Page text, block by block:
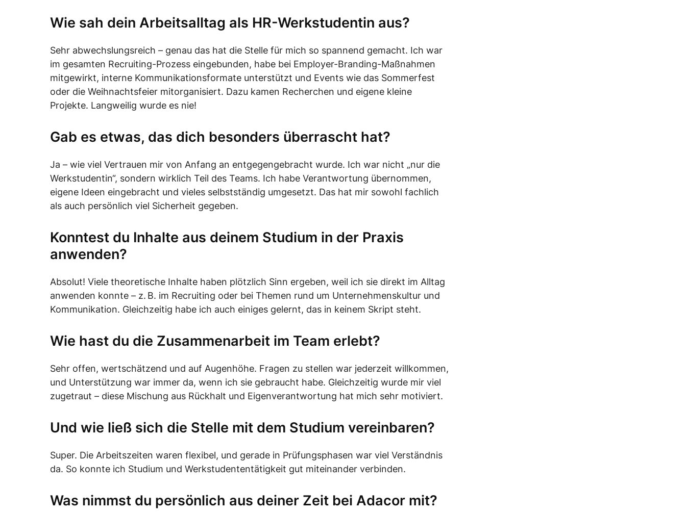
Wie sah dein Arbeitsalltag als HR-Werkstudentin aus?
Sehr abwechslungsreich – genau das hat die Stelle für mich so spannend gemacht. Ich war
im gesamten Recruiting-Prozess eingebunden, habe bei Employer-Branding-Maßnahmen
mitgewirkt, interne Kommunikationsformate unterstützt und Events wie das Sommerfest
oder die Weihnachtsfeier mitorganisiert. Dazu kamen Recherchen und eigene kleine
Projekte. Langweilig wurde es nie!
Gab es etwas, das dich besonders überrascht hat?
Ja – wie viel Vertrauen mir von Anfang an entgegengebracht wurde. Ich war nicht „nur die
Werkstudentin“, sondern wirklich Teil des Teams. Ich habe Verantwortung übernommen,
eigene Ideen eingebracht und vieles selbstständig umgesetzt. Das hat mir sowohl fachlich
als auch persönlich viel Sicherheit gegeben.
Konntest du Inhalte aus deinem Studium in der Praxis
anwenden?
Absolut! Viele theoretische Inhalte haben plötzlich Sinn ergeben, weil ich sie direkt im Alltag
anwenden konnte – z. B. im Recruiting oder bei Themen rund um Unternehmenskultur und
Kommunikation. Gleichzeitig habe ich auch einiges gelernt, das in keinem Skript steht.
Wie hast du die Zusammenarbeit im Team erlebt?
Sehr offen, wertschätzend und auf Augenhöhe. Fragen zu stellen war jederzeit willkommen,
und Unterstützung war immer da, wenn ich sie gebraucht habe. Gleichzeitig wurde mir viel
zugetraut – diese Mischung aus Rückhalt und Eigenverantwortung hat mich sehr motiviert.
Und wie ließ sich die Stelle mit dem Studium vereinbaren?
Super. Die Arbeitszeiten waren flexibel, und gerade in Prüfungsphasen war viel Verständnis
da. So konnte ich Studium und Werkstudententätigkeit gut miteinander verbinden.
Was nimmst du persönlich aus deiner Zeit bei Adacor mit?